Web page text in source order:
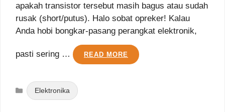
apakah transistor tersebut masih bagus atau sudah
rusak (short/putus). Halo sobat opreker! Kalau
Anda hobi bongkar-pasang perangkat elektronik,
pasti sering … READ MORE
Categories
Elektronika